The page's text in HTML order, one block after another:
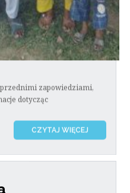
zapowiedziami,
dotycząc
CZYTAJ WIĘCEJ